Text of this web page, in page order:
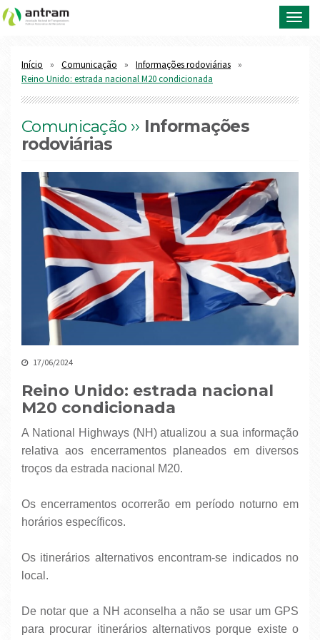
Início Comunicação
Informações rodoviárias
Reino Unido: estrada nacional M20 condicionada
Comunicação ›› Informações
rodoviárias
17/06/2024
Reino Unido: estrada nacional
M20 condicionada
A National Highways (NH) atualizou a sua informação
relativa aos encerramentos planeados em diversos
troços da estrada nacional M20.
Os encerramentos ocorrerão em período noturno em
horários específicos.
Os itinerários alternativos encontram-se indicados no
local.
De notar que a NH aconselha a não se usar um GPS
para procurar itinerários alternativos porque existe o